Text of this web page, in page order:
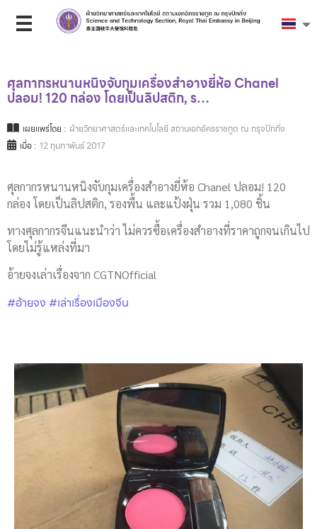
ศุลกากรหนานหนิงจับกุมเครื่องสำอางยี่ห้อ Chanel
ปลอม! 120 กล่อง โดยเป็นลิปสติก, ร…
เผยแพร่โดย : ฝ่ายวิทยาศาสตร์และเทคโนโลยี สถานเอกอัครราชทูต ณ กรุงปักกิ่ง
เมื่อ : 12 กุมภาพันธ์ 2017
ศุลกากรหนานหนิงจับกุมเครื่องสำอางยี่ห้อ Chanel ปลอม! 120
กล่อง โดยเป็นลิปสติก, รองพื้น และแป้งฝุ่น รวม 1,080 ชิ้น
ทางศุลกากรจีนแนะนำว่า ไม่ควรซื้อเครื่องสำอางที่ราคาถูกจนเกินไป
โดยไม่รู้แหล่งที่มา
อ้ายจงเล่าเรื่องจาก CGTNOfficial
#อ้ายจง #เล่าเรื่องเมืองจีน